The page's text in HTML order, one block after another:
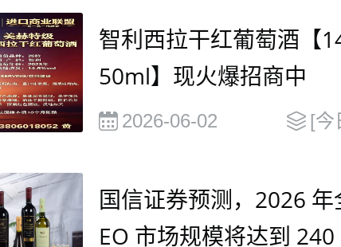
智利西拉干红葡萄酒【
50ml】现火爆招商中
2026-06-02 [今
国信证券预测，2026 年
EO 市场规模将达到